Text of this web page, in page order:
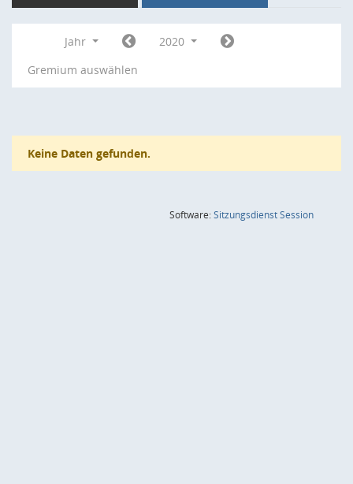
Jahr
2020
Gremium auswählen
Keine Daten gefunden.
Software:SitzungsdienstSession(Wird in